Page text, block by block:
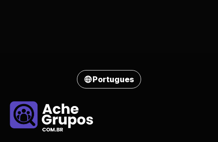
Portugues